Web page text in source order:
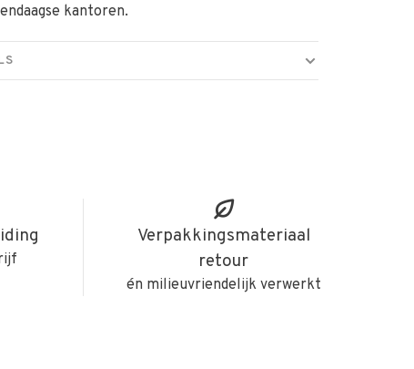
kantoren.
Verpakkingsmateriaal
retour
én milieuvriendelijk verwerkt